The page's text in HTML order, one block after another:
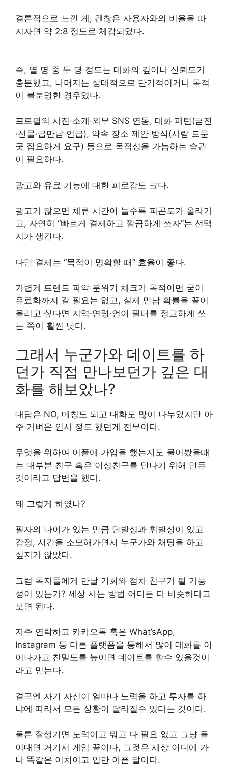
결론적으로 느낀 게, 괜찮은 사용자와의 비율을 따
지자면 약 2:8 정도로 체감되었다.
즉, 열 명 중 두 명 정도는 대화의 깊이나 신뢰도가
충분했고, 나머지는 상대적으로 단기적이거나 목적
이 불분명한 경우였다.
프로필의 사진·소개·외부 SNS 연동, 대화 패턴(금전
·선물·급만남 언급), 약속 장소 제안 방식(사람 드문
곳 집요하게 요구) 등으로 목적성을 가늠하는 습관
이 필요하다.
광고와 유료 기능에 대한 피로감도 크다.
광고가 많으면 체류 시간이 늘수록 피곤도가 올라가
고, 자연히 “빠르게 결제하고 깔끔하게 쓰자”는 선택
지가 생긴다.
다만 결제는 “목적이 명확할 때” 효율이 좋다.
가볍게 트렌드 파악·분위기 체크가 목적이면 굳이
유료화까지 갈 필요는 없고, 실제 만남 확률을 끌어
올리고 싶다면 지역·연령·언어 필터를 정교하게 쓰
는 쪽이 훨씬 낫다.
그래서 누군가와 데이트를 하
던가 직접 만나보던가 깊은 대
화를 해보았나?
대답은 NO, 메칭도 되고 대화도 많이 나누었지만 아
주 가벼운 인사 정도 했던게 전부이다.
무엇을 위하여 어플에 가입을 했는지도 물어봤을때
는 대부분 친구 혹은 이성친구를 만나기 위해 만든
것이라고 답변을 했다.
왜 그렇게 하였나?
필자의 나이가 있는 만큼 단발성과 휘발성이 있고
감정, 시간을 소모해가면서 누군가와 채팅을 하고
싶지가 않았다.
그럼 독자들에게 만날 기회와 점차 친구가 될 가능
성이 있는가? 세상 사는 방법 어디든 다 비슷하다고
보면 된다.
자주 연락하고 카카오톡 혹은 What’sApp,
Instagram 등 다른 플랫폼을 통해서 많이 대화를 이
어나가고 친밀도를 높이면 데이트를 할수 있을것이
라고 믿는다.
결국엔 자기 자신이 얼마나 노력을 하고 투자를 하
냐에 따라서 모든 상황이 달라질수 있다는 것이다.
물론 잘생기면 노력이고 뭐고 다 필요 없고 그냥 들
이대면 거기서 게임 끝이다, 그것은 세상 어디에 가
나 똑같은 이치이고 입만 아픈 말이다.